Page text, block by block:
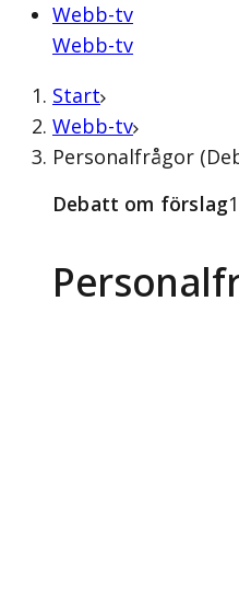
Webb-tv
Webb-tv
Start
Webb-tv
Personalfrågor
Debatt om förslag